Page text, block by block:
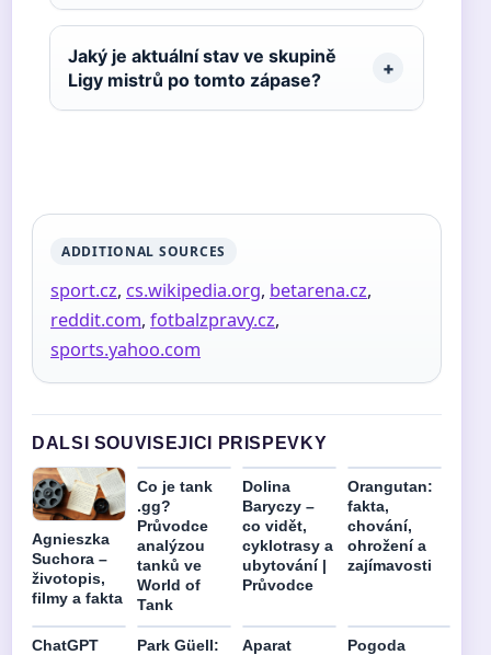
Jaký je aktuální stav ve skupině
Ligy mistrů po tomto zápase?
ADDITIONAL SOURCES
sport.cz, cs.wikipedia.org, betarena.cz,
reddit.com, fotbalzpravy.cz,
sports.yahoo.com
DALSI SOUVISEJICI PRISPEVKY
Agnieszka
Suchora –
životopis,
filmy a fakta
Co je tank
.gg?
Průvodce
analýzou
tanků ve
World of
Tank
Dolina
Baryczy –
co vidět,
cyklotrasy a
ubytování |
Průvodce
Orangutan:
fakta,
chování,
ohrožení a
zajímavosti
ChatGPT
Park Güell:
Aparat
Pogoda